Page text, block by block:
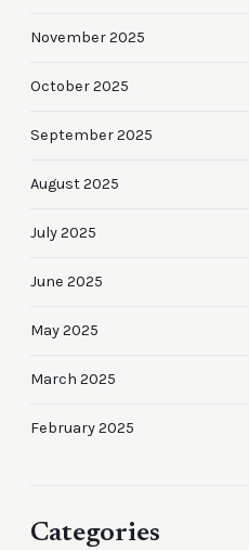
November 2025
October 2025
September 2025
August 2025
July 2025
June 2025
May 2025
March 2025
February 2025
Categories